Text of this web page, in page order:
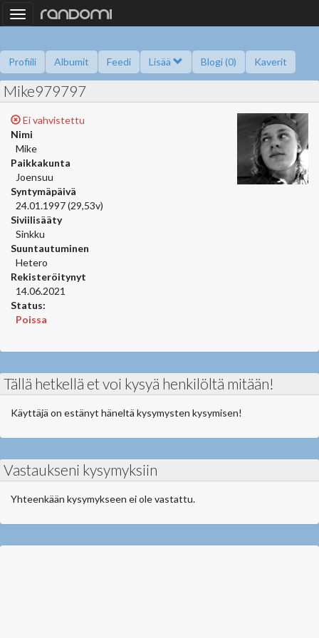
Toggle
navigation
Profiili Albumit Feedi Lisää Blogi (0) Kaverit
Kysy minulta Tietoa
Mike979797
Ei vahvistettu
Nimi
Mike
Paikkakunta
Joensuu
Syntymäpäivä
24.01.1997 (29,53v)
Siviilisääty
Sinkku
Suuntautuminen
Hetero
Rekisteröitynyt
14.06.2021
Status:
Poissa
Tällä hetkellä et voi kysyä henkilöltä mitään!
Käyttäjä on estänyt häneltä kysymysten kysymisen!
Vastaukseni kysymyksiin
Yhteenkään kysymykseen ei ole vastattu.